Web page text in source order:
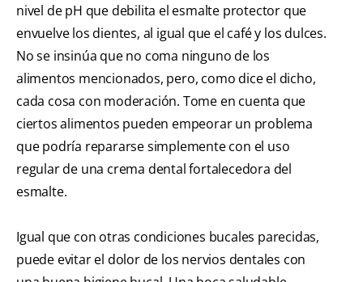
nivel de pH que debilita el esmalte protector que
envuelve los dientes, al igual que el café y los dulces.
No se insinúa que no coma ninguno de los
alimentos mencionados, pero, como dice el dicho,
cada cosa con moderación. Tome en cuenta que
ciertos alimentos pueden empeorar un problema
que podría repararse simplemente con el uso
regular de una crema dental fortalecedora del
esmalte.
Igual que con otras condiciones bucales parecidas,
puede evitar el dolor de los nervios dentales con